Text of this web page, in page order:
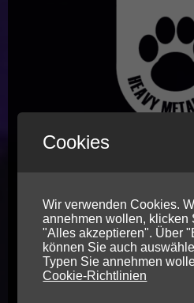
Cookies
Wir verwenden Cookies.
annehmen wollen, klicken
"Alles akzeptieren". Über
können Sie auch
Typen Sie annehmen
Cookie-Richtlinien